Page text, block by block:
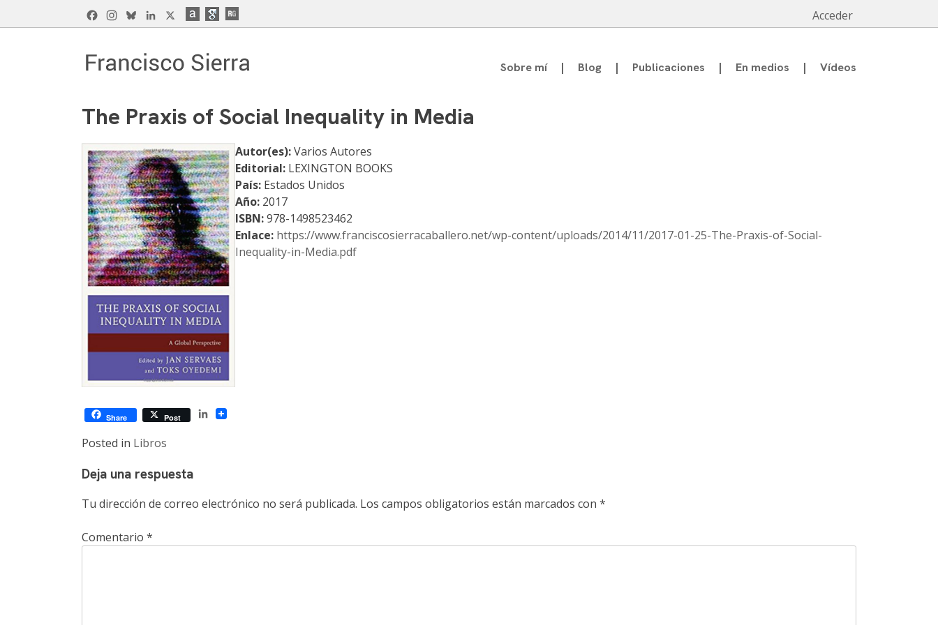
to
FacebookInstagram
BlueskyLinkedIn Acceder
Sobre mí Blog Publicaciones En medios Vídeos
The Praxis of Social Inequality in Media
Autor(es):Varios Autores
Editorial: LEXINGTON BOOKS
País: Estados Unidos
Año: 2017
ISBN:978-1498523462
Enlace: https://www.franciscosierracaballero.net/wp-content/uploads/2014/11/2017-01-25-The-Praxis-of-Social-
Inequality-in-Media.pdf
Share Post
LinkedIn
Posted in Libros
Deja una respuesta
Tu dirección de correo electrónico no será publicada. Los campos obligatorios están marcados con *
Comentario *